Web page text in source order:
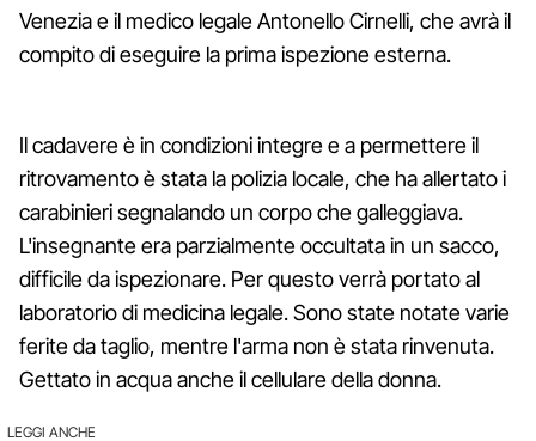
Venezia e il medico legale Antonello Cirnelli, che avrà il
compito di eseguire la prima ispezione esterna.
Il cadavere è in condizioni integre e a permettere il
ritrovamento è stata la polizia locale, che ha allertato i
carabinieri segnalando un corpo che galleggiava.
L'insegnante era parzialmente occultata in un sacco,
difficile da ispezionare. Per questo verrà portato al
laboratorio di medicina legale. Sono state notate varie
ferite da taglio, mentre l'arma non è stata rinvenuta.
Gettato in acqua anche il cellulare della donna.
LEGGI ANCHE